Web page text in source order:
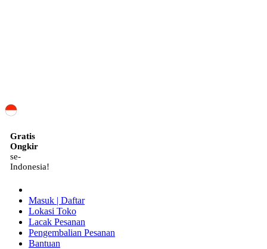
Gratis
Ongkir
se-
Indonesia!
Masuk | Daftar
Lokasi Toko
Lacak Pesanan
Pengembalian Pesanan
Bantuan